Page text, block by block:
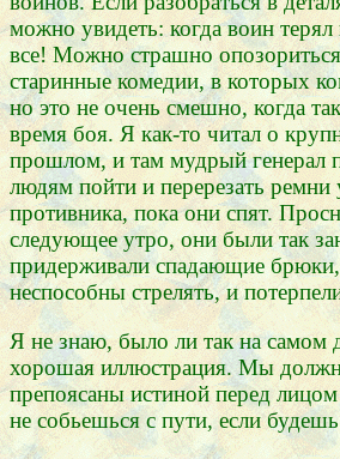
можно увидеть: когда воин терял
все! Можно страшно
старинные комедии, в которых
но это не очень смешно, когда
время боя. Я как-то читал о
прошлом, и там мудрый генерал
людям пойти и перерезать ремни
противника, пока они спят.
следующее утро, они были так
придерживали спадающие
неспособны стрелять, и
Я не знаю, было ли так на самом
хорошая иллюстрация. Мы
препоясаны истиной перед
не собьешься с пути, если